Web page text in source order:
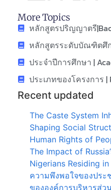
More Topics
หลักสูตรปริญญาตรี
หลักสูตรระดับบัณฑิตศึก
ประจำปีการศึกษา |
ประเภทของโครงการ |
Recent updated
The Caste System
Shaping Social
Human Rights of
The Impact of
Nigerians Residing
ความพึงพอใจของปร
ขององค์การบริหารส่ว